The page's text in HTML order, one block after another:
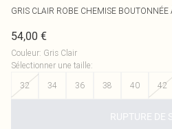
GRIS CLAIR ROBE CHEMISE BOUTONNÉE
54,00 €
Couleur: Gris Clair
Sélectionner une taille:
32
34 36 38 40 42
RUPTURE DE